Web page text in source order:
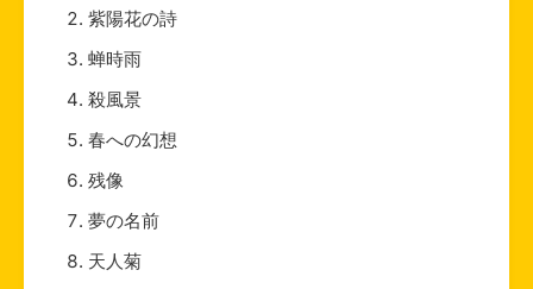
紫陽花の詩
蝉時雨
殺風景
春への幻想
残像
夢の名前
天人菊